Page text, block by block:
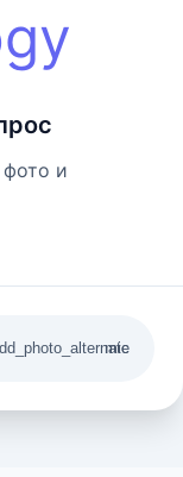
и
mic